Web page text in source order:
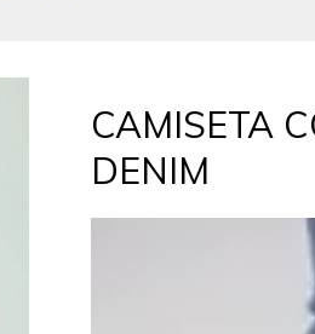
CAMISETA
DENIM